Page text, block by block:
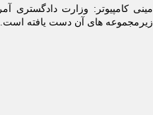
زیرمجموعه های آن دست یافته است.